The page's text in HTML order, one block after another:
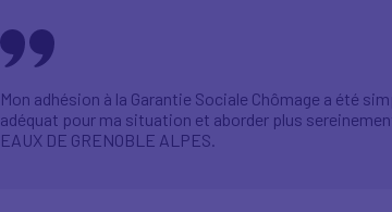
Mon adhésion à la Garantie Sociale Chômage a été
adéquat pour ma situation et aborder plus
EAUX DE GRENOBLE ALPES.